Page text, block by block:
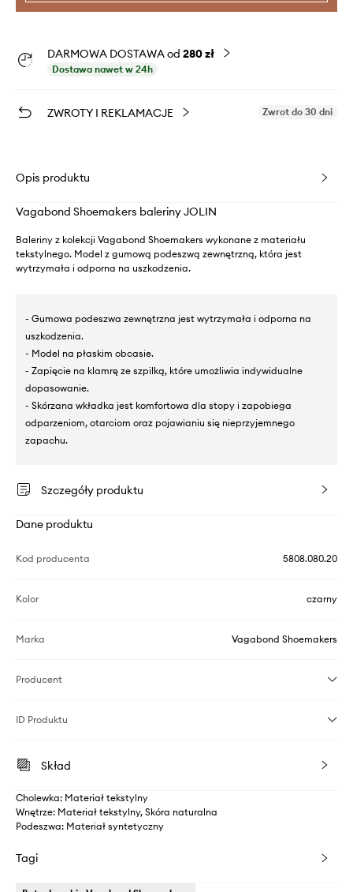
DARMOWA DOSTAWA od 280 zł
Dostawa nawet w 24h
ZWROTY I REKLAMACJE Zwrot do 30 dni
Opis produktu
Vagabond Shoemakers baleriny JOLIN
Baleriny z kolekcji Vagabond Shoemakers wykonane z materiału
tekstylnego. Model z gumową podeszwą zewnętrzną, która jest
wytrzymała i odporna na uszkodzenia.
- Gumowa podeszwa zewnętrzna jest wytrzymała i odporna na
uszkodzenia.
- Model na płaskim obcasie.
- Zapięcie na klamrę ze szpilką, które umożliwia indywidualne
dopasowanie.
- Skórzana wkładka jest komfortowa dla stopy i zapobiega
odparzeniom, otarciom oraz pojawianiu się nieprzyjemnego
zapachu.
Szczegóły produktu
Dane produktu
Kod producenta 5808.080.20
Kolor czarny
Marka Vagabond Shoemakers
Producent
ID Produktu
Skład
Cholewka: Materiał tekstylny
Wnętrze: Materiał tekstylny, Skóra naturalna
Podeszwa: Materiał syntetyczny
Tagi